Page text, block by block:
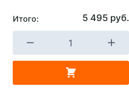
Итого: 5 495 руб.